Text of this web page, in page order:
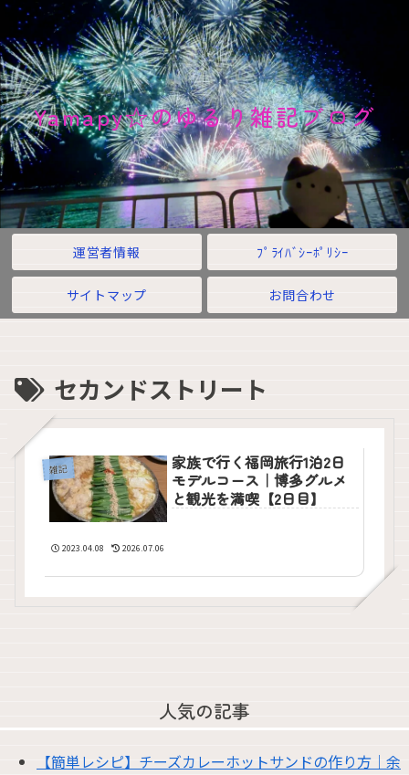
Yamapy☆のゆるり雑記ブログ
運営者情報 ﾌﾟﾗｲﾊﾞｼｰﾎﾟﾘｼｰ
サイトマップ お問合わせ
セカンドストリート
雑記
家族で行く福岡旅行1泊2日
モデルコース｜博多グルメ
と観光を満喫【2日目】
2023.04.08 2026.07.06
人気の記事
【簡単レシピ】チーズカレーホットサンドの作り方｜余